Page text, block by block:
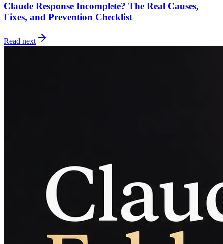
Claude Response Incomplete? The Real Causes,
Fixes, and Prevention Checklist
Read next